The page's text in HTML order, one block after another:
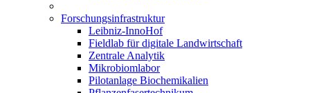
Forschungsinfrastruktur
Leibniz-InnoHof
Fieldlab für digitale Landwirtschaft
Zentrale Analytik
Mikrobiomlabor
Pilotanlage Biochemikalien